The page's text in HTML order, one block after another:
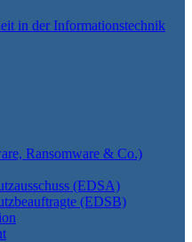
in der Informationstechnik
Ransomware & Co.)
(EDSA)
(EDSB)